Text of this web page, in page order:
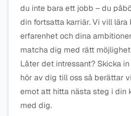
du inte bara ett jobb – du
din fortsatta karriär. Vi vill lära
erfarenhet och dina
matcha dig med rätt
Låter det intressant? Skicka
hör av dig till oss så berättar
emot att hitta nästa steg i din
med dig.